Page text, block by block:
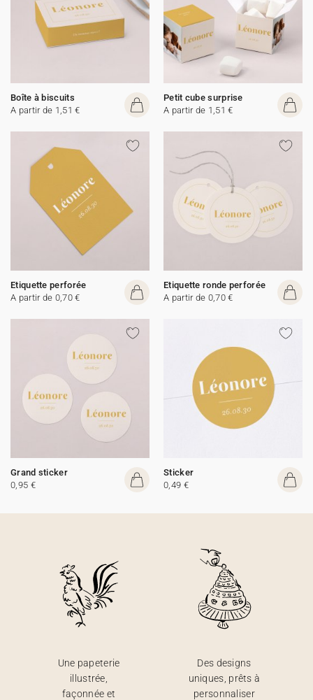
Boîte à biscuits
A partir de 1,51 €
Petit cube surprise
A partir de 1,51 €
Etiquette perforée
A partir de 0,70 €
Etiquette ronde perforée
A partir de 0,70 €
Grand sticker
0,95 €
Sticker
0,49 €
Une papeterie
illustrée,
façonnée et
Des designs
uniques, prêts à
personnaliser